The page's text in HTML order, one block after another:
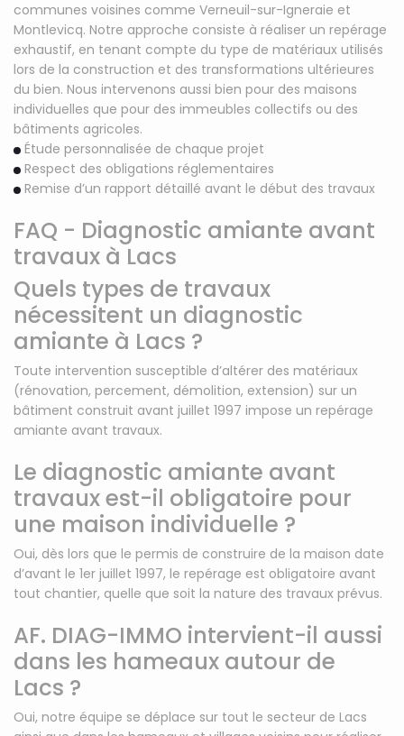
communes voisines comme Verneuil-sur-Igneraie et
Montlevicq. Notre approche consiste à réaliser un repérage
exhaustif, en tenant compte du type de matériaux utilisés
lors de la construction et des transformations ultérieures
du bien. Nous intervenons aussi bien pour des maisons
individuelles que pour des immeubles collectifs ou des
bâtiments agricoles.
Étude personnalisée de chaque projet
Respect des obligations réglementaires
Remise d’un rapport détaillé avant le début des travaux
FAQ - Diagnostic amiante avant
travaux à Lacs
Quels types de travaux
nécessitent un diagnostic
amiante à Lacs ?
Toute intervention susceptible d’altérer des matériaux
(rénovation, percement, démolition, extension) sur un
bâtiment construit avant juillet 1997 impose un repérage
amiante avant travaux.
Le diagnostic amiante avant
travaux est-il obligatoire pour
une maison individuelle ?
Oui, dès lors que le permis de construire de la maison date
d’avant le 1er juillet 1997, le repérage est obligatoire avant
tout chantier, quelle que soit la nature des travaux prévus.
AF. DIAG-IMMO intervient-il aussi
dans les hameaux autour de
Lacs ?
Oui, notre équipe se déplace sur tout le secteur de Lacs